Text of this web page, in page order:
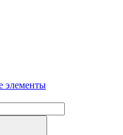
элементы